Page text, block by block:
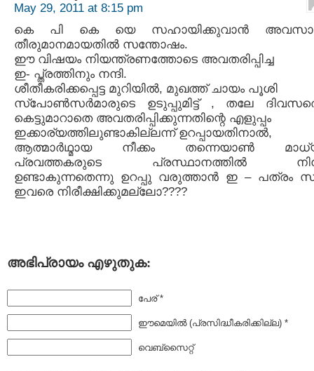
May 29, 2011 at 8:15 pm
കെ പി കെ യെ സഹായിക്കുവാൻ
തീരുമാനമായതിൽ സന്തോഷം.
ഈ വിഷയം നിയന്ത്രണത്തോടെ അവതരിപ്പിച്ച
ഇ- പ്ത്രത്തിനും നന്ദി.
ശീതീകരിക്കപ്പെട്ട മുറിയിൽ, മുഖത്ത് ചായം പൂശി
സ്പോൺസർമാരുടെ ഉടുപ്പുമിട്ട് , തലേ
കെട്ടുമാറാതെ അവതരിപ്പിക്കുന്നതിന്റെ എളുപ്പം
ഇക്കാര്യത്തിലുണ്ടാകില്ലന്ന് ഉറപ്പായതിനാൽ,
ആത്മാർഥ്മായ നീക്കം തന്നെയാൺ
പ്രവത്തകരുടെ പ്രസ്ഥാനത്തിൽ
ഉണ്ടാകുന്നതെന്നു ഉറപ്പു വരുത്താൻ ഇ – പത്രം
ഇവരെ നിരീക്ഷിക്കുമല്ലോ????
അഭിപ്രായം എഴുതുക:
പേര് *
ഈമെയില്‍ (പ്രസിദ്ധീകരിക്കില്ല) *
വെബ്സൈറ്റ്